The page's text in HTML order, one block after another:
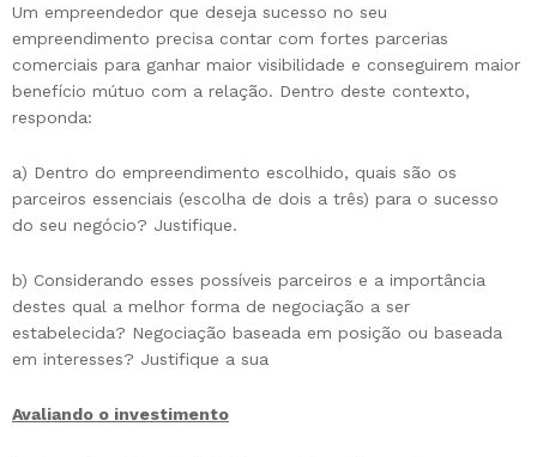
Um empreendedor que deseja sucesso no seu
empreendimento precisa contar com fortes parcerias
comerciais para ganhar maior visibilidade e conseguirem maior
benefício mútuo com a relação. Dentro deste contexto,
responda:
a) Dentro do empreendimento escolhido, quais são os
parceiros essenciais (escolha de dois a três) para o sucesso
do seu negócio? Justifique.
b) Considerando esses possíveis parceiros e a importância
destes qual a melhor forma de negociação a ser
estabelecida? Negociação baseada em posição ou baseada
em interesses? Justifique a sua
Avaliando o investimento